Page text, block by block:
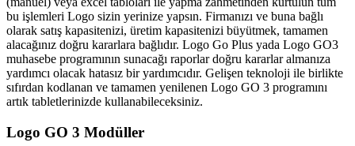
bu işlemleri Logo sizin yerinize yapsın. Firmanızı ve buna bağlı
olarak satış kapasitenizi, üretim kapasitenizi büyütmek, tamamen
alacağınız doğru kararlara bağlıdır. Logo Go Plus yada Logo GO3
muhasebe programının sunacağı raporlar doğru kararlar almanıza
yardımcı olacak hatasız bir yardımcıdır. Gelişen teknoloji ile birlikte
sıfırdan kodlanan ve tamamen yenilenen Logo GO 3 programını
artık tabletlerinizde kullanabileceksiniz.
Logo GO 3 Modüller